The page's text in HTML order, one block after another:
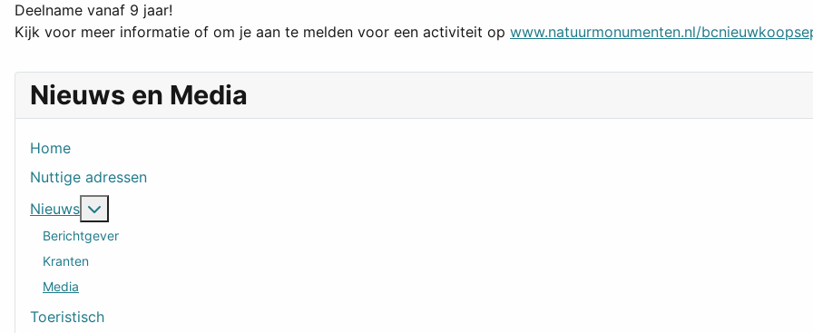
Nieuws en Media
Home
Nuttige adressen
Nieuws
Berichtgever
Kranten
Media
Toeristisch
Deelname vanaf 9 jaar!
Kijk voor meer informatie of om je aan te melden voor een activiteit op www.natuurmonumenten.nl/